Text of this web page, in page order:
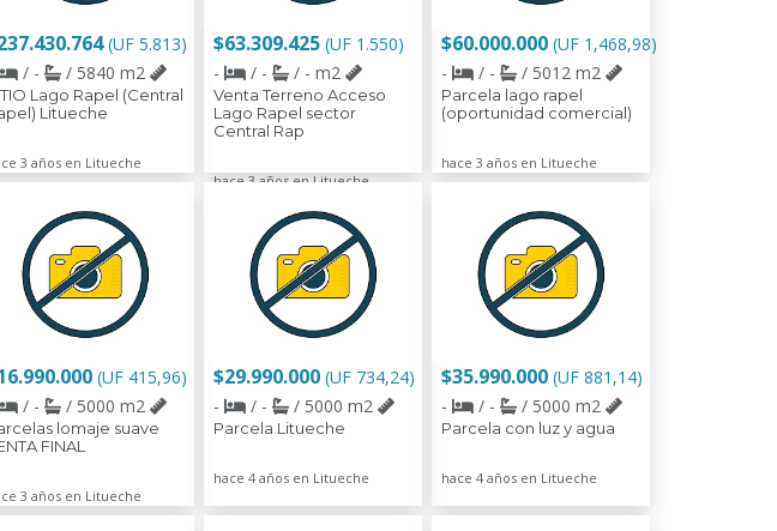
(UF 5.813)
/ - / 5840 m2
Lago Rapel (Central
Litueche
3 años en Litueche
$63.309.425 (UF 1.550)
-
/ - / - m2
Venta Terreno Acceso
Lago Rapel sector
Central Rap
hace 3 años en Litueche
$60.000.000 (UF 1,468,98)
-
/ - / 5012 m2
Parcela lago rapel
(oportunidad comercial)
hace 3 años en Litueche
(UF 415,96)
/ - / 5000 m2
lomaje suave
FINAL
3 años en Litueche
$29.990.000 (UF 734,24)
-
/ - / 5000 m2
Parcela Litueche
hace 4 años en Litueche
$35.990.000 (UF 881,14)
-
/ - / 5000 m2
Parcela con luz y agua
hace 4 años en Litueche